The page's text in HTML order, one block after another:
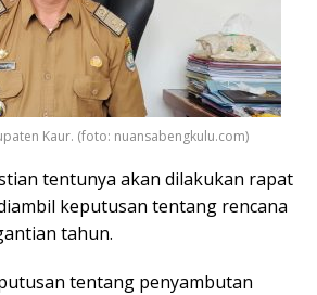
Kaur. (foto: nuansabengkulu.com)
tentunya akan dilakukan rapat
keputusan tentang rencana
tahun.
tentang penyambutan